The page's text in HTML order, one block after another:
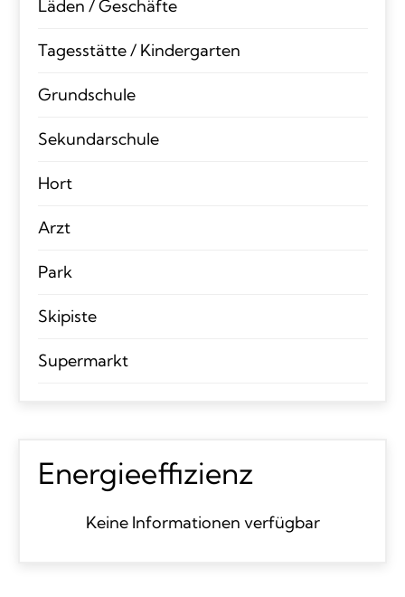
Läden / Geschäfte
Tagesstätte / Kindergarten
Grundschule
Sekundarschule
Hort
Arzt
Park
Skipiste
Supermarkt
Energieeffizienz
Keine Informationen verfügbar